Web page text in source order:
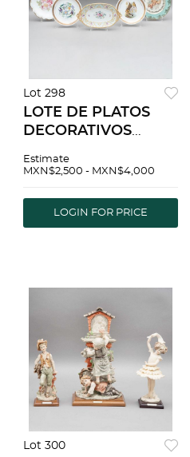
Lot 298
LOTE DE PLATOS
DECORATIVOS
FRANCIA SIGLO XX
porcelana y metal
plateado Diferentes
Estimate
MXN$2,500 - MXN$4,000
LOGIN FOR PRICE
Lot 300